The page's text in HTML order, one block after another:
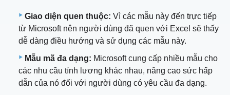
Giao diện quen thuộc: Vì các mẫu này đến trực tiếp
từ Microsoft nên người dùng đã quen với Excel sẽ thấy
dễ dàng điều hướng và sử dụng các mẫu này.
Mẫu mã đa dạng: Microsoft cung cấp nhiều mẫu cho
các nhu cầu tính lương khác nhau, nâng cao sức hấp
dẫn của nó đối với người dùng có yêu cầu đa dạng.